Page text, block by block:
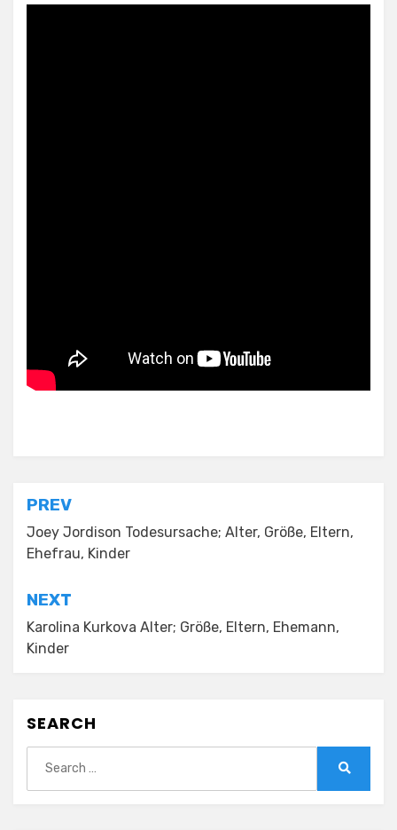
Post
navigation
PREV
Joey Jordison Todesursache; Alter, Größe, Eltern,
Ehefrau, Kinder
NEXT
Karolina Kurkova Alter; Größe, Eltern, Ehemann,
Kinder
SEARCH
for: